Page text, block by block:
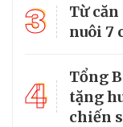
3
Từ
nuôi 7
4
Tổng
tặng
chiến